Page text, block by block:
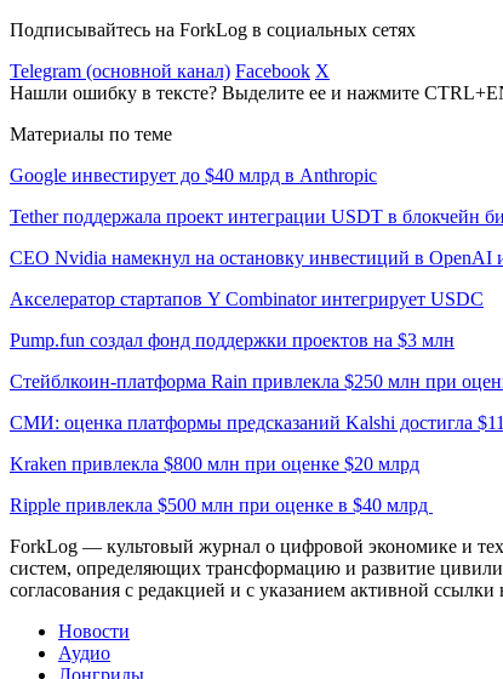
Подписывайтесь на ForkLog в социальных сетях
Telegram (основной канал) Facebook X
Нашли ошибку в тексте? Выделите ее и нажмите
Материалы по теме
Google инвестирует до $40 млрд в Anthropic
Tether поддержала проект интеграции USDT в блокчейн
CEO Nvidia намекнул на остановку инвестиций в OpenAI
Акселератор стартапов Y Combinator интегрирует USDC
Pump.fun создал фонд поддержки проектов на $3 млн
Стейблкоин-платформа Rain привлекла $250 млн при
СМИ: оценка платформы предсказаний Kalshi достигла
Kraken привлекла $800 млн при оценке $20 млрд
Ripple привлекла $500 млн при оценке в $40 млрд
ForkLog — культовый журнал о цифровой экономике и
систем, определяющих трансформацию и развитие
согласования с редакцией и с указанием активной ссылки
Новости
Аудио
Лонгриды